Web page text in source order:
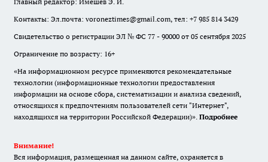
Контакты: Эл.почта: voroneztimes@gmail.com, тел: +7 985 814 3429
Свидетельство о регистрации ЭЛ № ФС 77 - 90000 от 05 сентября 2025
Ограничение по возрасту: 16+
«На информационном ресурсе применяются рекомендательные
технологии (информационные технологии предоставления
информации на основе сбора, систематизации и анализа сведений,
относящихся к предпочтениям пользователей сети "Интернет",
находящихся на территории Российской Федерации)». Подробнее
Внимание!
Вся информация, размещенная на данном сайте, охраняется в